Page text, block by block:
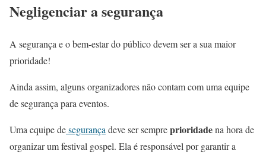
Negligenciar a segurança
A segurança e o bem-estar do público devem ser a sua maior
prioridade!
Ainda assim, alguns organizadores não contam com uma equipe
de segurança para eventos.
Uma equipe desegurançadeve ser sempreprioridadena hora de
organizar um festival gospel. Ela é responsável por garantir a